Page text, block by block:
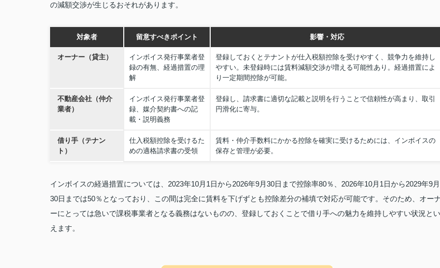
の減額交渉が生じるおそれがあります。
対象者 留意すべきポイント 影響・対応
オーナー（貸主）
インボイス発行事業者登
録の有無、経過措置の理
解
登録しておくとテナントが仕入税額控除を受けやすく、競争力を維持し
やすい。未登録時には賃料減額交渉が増える可能性あり。経過措置によ
り一定期間控除が可能。
不動産会社（仲介
業者）
インボイス発行事業者登
録、媒介契約書への記
載・説明義務
登録し、請求書に適切な記載と説明を行うことで信頼性が高まり、取引
円滑化に寄与。
借り手（テナン
ト）
仕入税額控除を受けるた
めの適格請求書の受領
賃料・仲介手数料にかかる控除を確実に受けるためには、インボイスの
保存と管理が必要。
インボイスの経過措置については、2023年10月1日から2026年9月30日まで控除率80％、2026年10月1日から2029年9月
30日までは50％となっており、この間は完全に賃料を下げずとも控除差分の補填で対応が可能です。そのため、オー
ーにとっては急いで課税事業者となる義務はないものの、登録しておくことで借り手への魅力を維持しやすい状況とい
えます。